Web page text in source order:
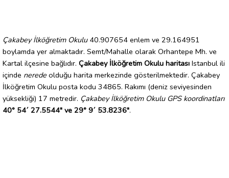
Çakabey İlköğretim Okulu40.907654 enlem ve 29.164951
boylamda yer almaktadır. Semt/Mahalle olarak Orhantepe Mh. ve
Kartal ilçesine bağlıdır. Çakabey İlköğretim Okulu haritası Istanbul ili
içinde nerede olduğu harita merkezinde gösterilmektedir. Çakabey
İlköğretim Okulu posta kodu 34865. Rakımı (deniz seviyesinden
yüksekliği) 17 metredir. Çakabey İlköğretim Okulu GPS koordinatları
40° 54´ 27.5544" ve 29° 9´ 53.8236".